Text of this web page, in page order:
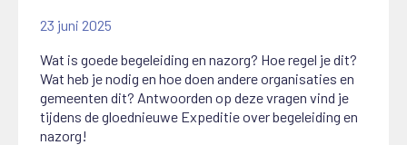
23 juni 2025
Wat is goede begeleiding en nazorg? Hoe regel je dit?
Wat heb je nodig en hoe doen andere organisaties en
gemeenten dit? Antwoorden op deze vragen vind je
tijdens de gloednieuwe Expeditie over begeleiding en
nazorg!